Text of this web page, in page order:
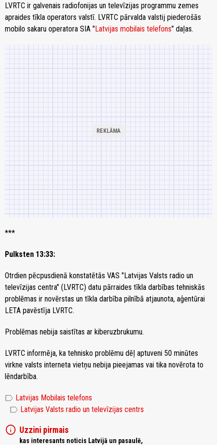
LVRTC ir galvenais radiofonijas un televīzijas programmu zemes
apraides tīkla operators valstī. LVRTC pārvalda valstij piederošās
mobilo sakaru operatora SIA "Latvijas mobilais telefons" daļas.
***
Pulksten 13:33:
Otrdien pēcpusdienā konstatētās VAS "Latvijas Valsts radio un
televīzijas centra" (LVRTC) datu pārraides tīkla darbības tehniskās
problēmas ir novērstas un tīkla darbība pilnībā atjaunota, aģentūrai
LETA pavēstīja LVRTC.
Problēmas nebija saistītas ar kiberuzbrukumu.
LVRTC informēja, ka tehnisko problēmu dēļ aptuveni 50 minūtes
virkne valsts interneta vietņu nebija pieejamas vai tika novērota to
lēndarbība.
label Latvijas Mobilais telefons
label Latvijas Valsts radio un televīzijas centrs
info Uzzini pirmais
kas interesants noticis Latvijā un pasaulē,